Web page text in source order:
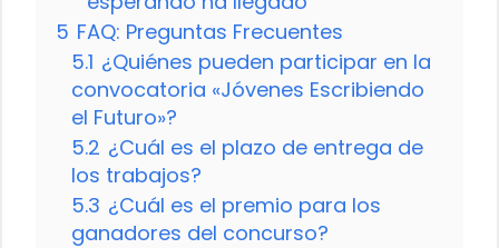
5 FAQ: Preguntas Frecuentes
5.1 ¿Quiénes pueden participar en la
convocatoria «Jóvenes Escribiendo
el Futuro»?
5.2 ¿Cuál es el plazo de entrega de
los trabajos?
5.3 ¿Cuál es el premio para los
ganadores del concurso?